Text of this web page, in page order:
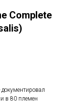
Complete
в 80 племен